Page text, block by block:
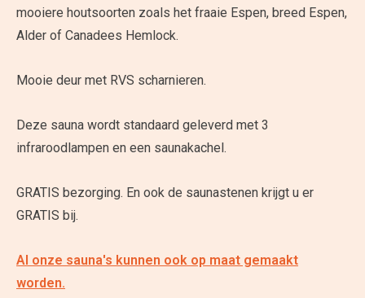
mooiere houtsoorten zoals het fraaie Espen, breed Espen,
Alder of Canadees Hemlock.
Mooie deur met RVS scharnieren.
Deze sauna wordt standaard geleverd met 3
infraroodlampen en een saunakachel.
GRATIS bezorging. En ook de saunastenen krijgt u er
GRATIS bij.
Al onze sauna's kunnen ook op maat gemaakt
worden.